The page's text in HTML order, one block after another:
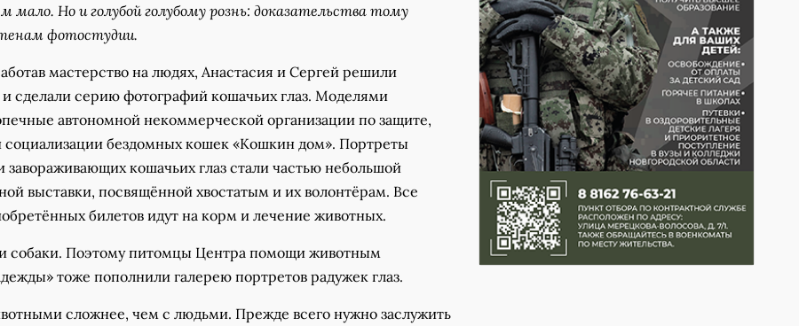
мало. Но и голубой голубому рознь: доказательства тому
фотостудии.
мастерство на людях, Анастасия и Сергей решили
и сделали серию фотографий кошачьих глаз. Моделями
автономной некоммерческой организации по защите,
социализации бездомных кошек «Кошкин дом». Портреты
кошачьих глаз стали частью небольшой
выставки, посвящённой хвостатым и их волонтёрам. Все
билетов идут на корм и лечение животных.
собаки. Поэтому питомцы Центра помощи животным
тоже пополнили галерею портретов радужек глаз.
сложнее, чем с людьми. Прежде всего нужно заслужить